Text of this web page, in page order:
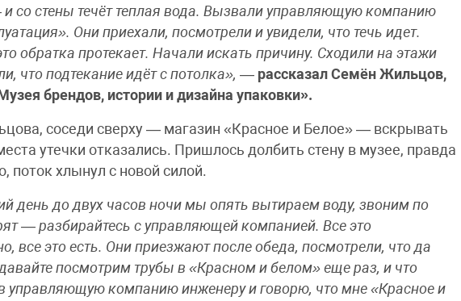
со стены течёт теплая вода. Вызвали управляющую компанию
Они приехали, посмотрели и увидели, что течь идет.
обратка протекает. Начали искать причину. Сходили на этажи
что подтекание идёт с потолка», — рассказал Семён Жильцов,
брендов, истории и дизайна упаковки».
соседи сверху — магазин «Красное и Белое» — вскрывать
утечки отказались. Пришлось долбить стену в музее, правда
поток хлынул с новой силой.
день до двух часов ночи мы опять вытираем воду, звоним по
— разбирайтесь с управляющей компанией. Все это
все это есть. Они приезжают после обеда, посмотрели, что да
посмотрим трубы в «Красном и белом» еще раз, и что
управляющую компанию инженеру и говорю, что мне «Красное и